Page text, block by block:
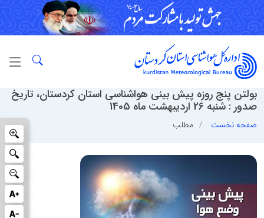
بولتن پنج روزه پیش بینی هواشناسی استان کردستان، تاریخ
صدور : شنبه 26 اردیبهشت ماه 1405
صفحه نخست مطلب